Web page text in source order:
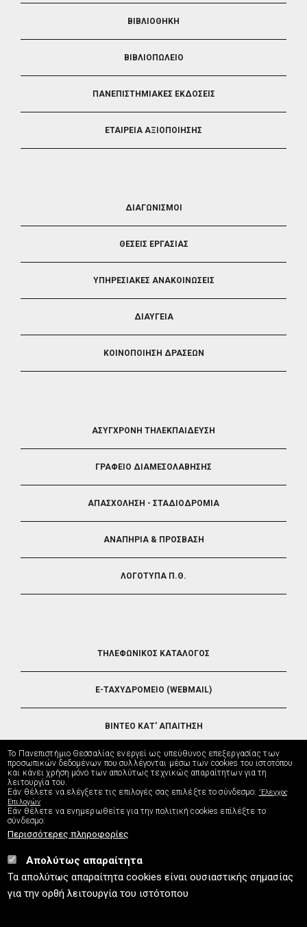
ΒΙΒΛΙΟΘΗΚΗ
ΒΙΒΛΙΟΠΩΛΕΙΟ
ΠΑΝΕΠΙΣΤΗΜΙΑΚΕΣ ΕΚΔΟΣΕΙΣ
ΕΤΑΙΡΕΙΑ ΑΞΙΟΠΟΙΗΣΗΣ
ΔΙΑΓΩΝΙΣΜΟΙ
ΘΕΣΕΙΣ ΕΡΓΑΣΙΑΣ
ΥΠΗΡΕΣΙΑΚΕΣ ΑΝΑΚΟΙΝΩΣΕΙΣ
ΔΙΑΥΓΕΙΑ
ΚΟΙΝΟΠΟΙΗΣΗ ΔΡΑΣΕΩΝ
ΑΣΥΓΧΡΟΝΗ ΤΗΛΕΚΠΑΙΔΕΥΣΗ
ΓΡΑΦΕΙΟ ΔΙΑΜΕΣΟΛΑΒΗΣΗΣ
ΑΠΑΣΧΟΛΗΣΗ - ΣΤΑΔΙΟΔΡΟΜΙΑ
ΑΝΑΠΗΡΙΑ & ΠΡΟΣΒΑΣΗ
ΛΟΓΟΤΥΠΑ Π.Θ.
ΤΗΛΕΦΩΝΙΚΟΣ ΚΑΤΑΛΟΓΟΣ
E-ΤΑΧΥΔΡΟΜΕΙΟ (WEBMAIL)
ΒΙΝΤΕΟ ΚΑΤ' ΑΠΑΙΤΗΣΗ
ΤΗΛΕΥΠΟΣΤΗΡΙΞΗ
ΔΙΕΥΘΥΝΣΗ ΜΗΧΑΝΟΡΓΑΝΩΣΗΣ
UTH.GR © 2026
(Επικοινωνία) Πολιτική Cookies
⚪
Πολιτική Απορρήτου⚪Δήλωση Προσβασιμότητας
Το Πανεπιστήμιο Θεσσαλίας ενεργεί ως υπεύθυνος επεξεργασίας των
προσωπικών δεδομένων που συλλέγονται μέσω των cookies του ιστοτόπου
και κάνει χρήση μόνο των απολύτως τεχνικώς απαραίτητων για τη
λειτουργία του.
Εάν θέλετε να ελέγξετε τις επιλογές σας επιλέξτε το σύνδεσμο: 'Ελεγχος
Επιλογών
Εάν θέλετε να ενημερωθείτε για την πολιτική cookies επίλέξτε το
σύνδεσμο:
Περισσότερες πληροφορίες
Απολύτως απαραίτητα
Τα απολύτως απαραίτητα cookies είναι ουσιαστικής σημασίας
για την ορθή λειτουργία του ιστότοπου